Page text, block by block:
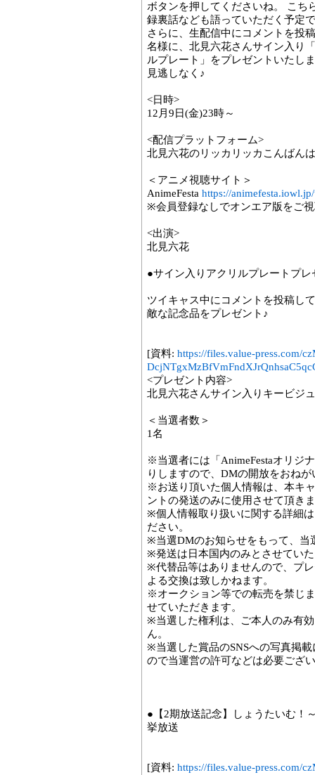
ボタンを押してくださいね。 こち
録裏話なども語っていただく予定
さらに、生配信中にコメントを投
名様に、北見六花さんサイン入り
ルプレート」をプレゼントいたし
見逃しなく♪
<日時>
12月9日(金)23時～
<配信プラットフォーム>
北見六花のリッカリッカこんばん
＜アニメ視聴サイト＞
AnimeFesta https://
※会員登録なしでオンエア版をご
<出演>
北見六花
●サイン入りアクリルプレートプレ
ツイキャス中にコメントを投稿し
敵な記念品をプレゼント♪
[資料: https://files.value-press.com/
<プレゼント内容>
北見六花さんサイン入りキービジ
＜当選者数＞
1名
※当選者には「AnimeFestaオリジ
りしますので、DMの開放をおね
※お送り頂いた個人情報は、本キ
ントの発送のみに使用させて頂き
※個人情報取り扱いに関する詳細
ださい。
※当選DMのお知らせをもって、当
※発送は日本国内のみとさせてい
※代替品等はありませんので、プ
よる交換は致しかねます。
※オークション等での転売を禁じ
せていただきます。
※当選した権利は、ご本人のみ有
ん。
※当選した賞品のSNSへの写真掲
ので当運営の許可などは必要ござ
●【2期放送記念】しょうたいむ！
挙放送
[資料: https://files.value-press.com/